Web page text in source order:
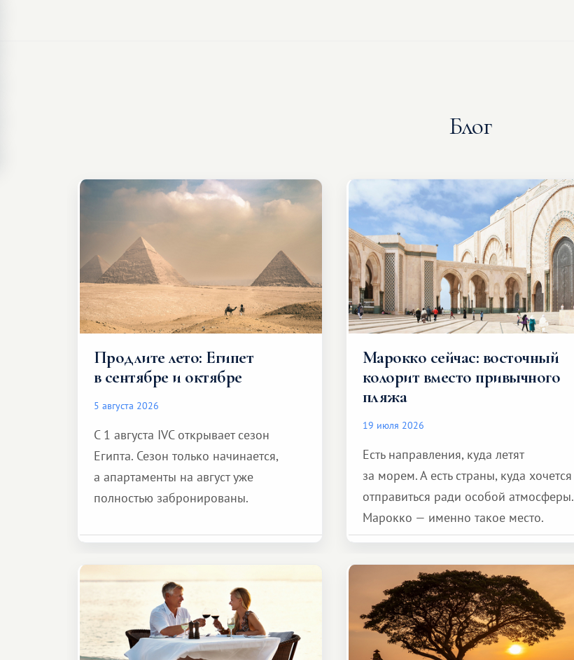
Блог
Продлите лето: Египет
в сентябре и октябре
5 августа 2026
С 1 августа IVC открывает сезон
Египта. Сезон только начинается,
а апартаменты на август уже
полностью забронированы.
Марокко сейчас: восточный
колорит вместо привычного
пляжа
19 июля 2026
Есть направления, куда летят
за морем. А есть страны, куда хочется
отправиться ради особой атмосферы.
Марокко — именно такое место.